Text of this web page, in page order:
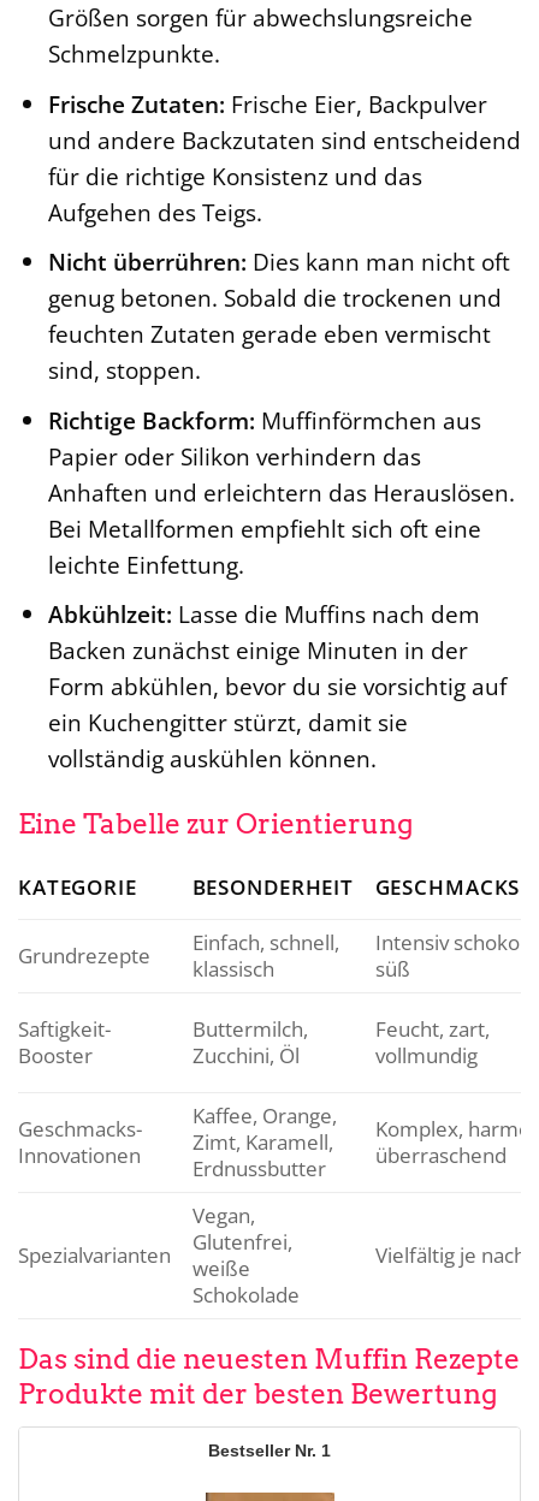
Größen sorgen für abwechslungsreiche
Schmelzpunkte.
Frische Zutaten: Frische Eier, Backpulver
und andere Backzutaten sind entscheidend
für die richtige Konsistenz und das
Aufgehen des Teigs.
Nicht überrühren: Dies kann man nicht oft
genug betonen. Sobald die trockenen und
feuchten Zutaten gerade eben vermischt
sind, stoppen.
Richtige Backform: Muffinförmchen aus
Papier oder Silikon verhindern das
Anhaften und erleichtern das Herauslösen.
Bei Metallformen empfiehlt sich oft eine
leichte Einfettung.
Abkühlzeit: Lasse die Muffins nach dem
Backen zunächst einige Minuten in der
Form abkühlen, bevor du sie vorsichtig auf
ein Kuchengitter stürzt, damit sie
vollständig auskühlen können.
Eine Tabelle zur Orientierung
KATEGORIE BESONDERHEIT
Grundrezepte
Einfach, schnell,
klassisch
Intensiv
süß
Saftigkeit-
Booster
Buttermilch,
Zucchini, Öl
Feucht, zart,
vollmundig
Geschmacks-
Innovationen
Kaffee, Orange,
Zimt, Karamell,
Erdnussbutter
Komplex,
überraschend
Spezialvarianten
Vegan,
Glutenfrei,
weiße
Schokolade
Vielfältig je nach
Das sind die neuesten Muffin Rezepte
Produkte mit der besten Bewertung
1